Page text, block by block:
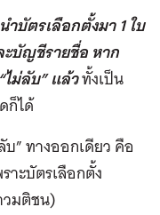
บัตรเลือกตั้งมา 1 ใบ
บัญชีรายชื่อ หาก
ม่ลับ” แล้วทั้งเป็น
ก็ได้
” ทางออกเดียว คือ
าะบัตรเลือกตั้ง
วมติชน)